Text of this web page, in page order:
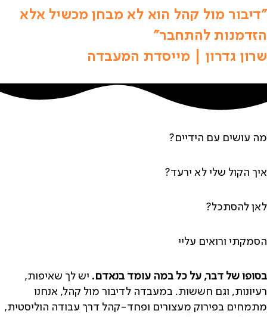
"דיבור מול קהל הוא לא מבחן מכשיל אלא
הזדמנות להתחבר"
שרון גדרון | מייסדת המעבדה
מה עושים עם הידיים?
איך הקול שלי לא ירעד?
לאן להסתכל?
הסמקתי ורואים עליי
בסופו של דבר, על כל במה עומד בנאדם. יש לך שאיפות,
רעיונות, וגם חששות. במעבדה לדיבור מול קהל, אנחנו
מתמחים בפירוק מעצורים ופחד-קהל דרך עבודה הוליסטית,